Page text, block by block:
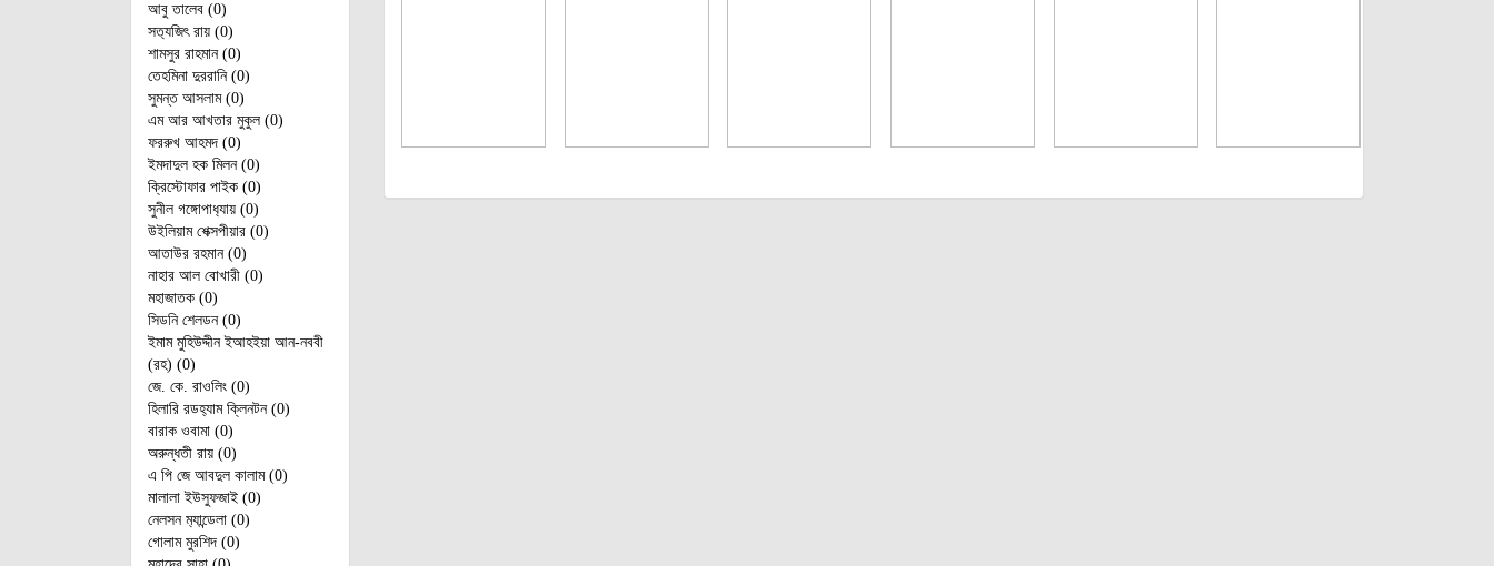
আবু তালেব (0)
সত‌্যজিৎ রায় (0)
শামসুর রাহমান (0)
তেহমিনা দুররানি (0)
সুমন্ত আসলাম (0)
এম আর আখতার মুকুল (0)
ফররুখ আহমদ (0)
ইমদাদুল হক মিলন (0)
ক্রিস্টোফার পাইক (0)
সুনীল গঙ্গোপাধ‌্যায় (0)
উইলিয়াম শেক্সপীয়ার (0)
আতাউর রহমান (0)
নাহার আল বোখারী (0)
মহাজাতক (0)
সিডনি শেলডন (0)
ইমাম মুহিউদ্দীন ইআহইয়া আন-নববী
(রহ) (0)
জে. কে. রাওলিং (0)
হিলারি রডহ‌্যাম ক্লিনটন (0)
বারাক ওবামা (0)
অরুন্ধতী রায় (0)
এ পি জে আবদুল কালাম (0)
মালালা ইউসুফজাই (0)
নেলসন ম‌্যান্ডেলা (0)
গোলাম মুরশিদ (0)